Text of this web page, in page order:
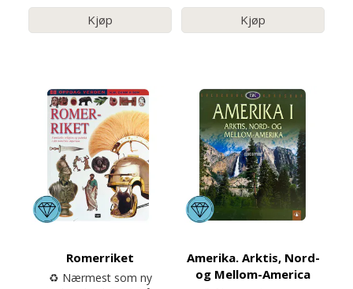
Kjøp Kjøp
Romerriket
♻️ Nærmest som ny
Amerika. Arktis, Nord-
og Mellom-America